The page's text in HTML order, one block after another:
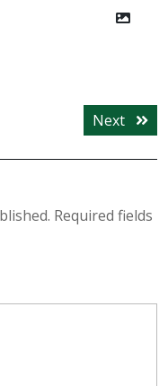
Next Next
post:
Required fields